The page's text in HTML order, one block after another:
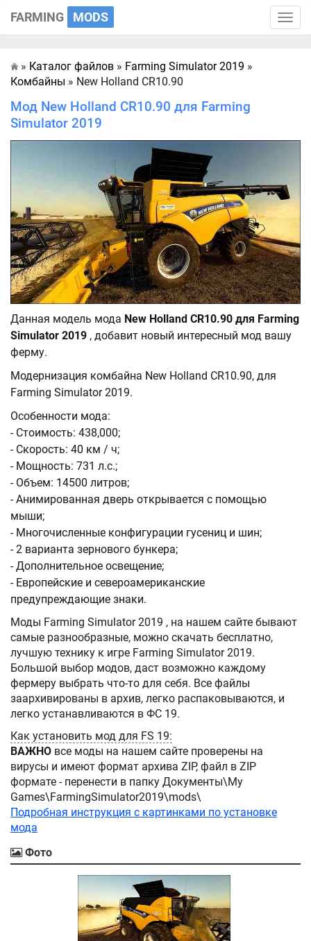
Toggle
FARMING MODS
Главная
» Каталог файлов » Farming Simulator 2019 »
Комбайны » New Holland CR10.90
Мод New Holland CR10.90 для Farming
Simulator 2019
Данная модель мода New Holland CR10.90 для Farming
Simulator 2019 , добавит новый интересный мод вашу
ферму.
Модернизация комбайна New Holland CR10.90, для
Farming Simulator 2019.
Особенности мода:
- Стоимость: 438,000;
- Скорость: 40 км / ч;
- Мощность: 731 л.с.;
- Объем: 14500 литров;
- Анимированная дверь открывается с помощью
мыши;
- Многочисленные конфигурации гусениц и шин;
- 2 варианта зернового бункера;
- Дополнительное освещение;
- Европейские и североамериканские
предупреждающие знаки.
Моды Farming Simulator 2019 , на нашем сайте бывают
самые разнообразные, можно скачать бесплатно,
лучшую технику к игре Farming Simulator 2019.
Большой выбор модов, даст возможно каждому
фермеру выбрать что-то для себя. Все файлы
заархивированы в архив, легко распаковываются, и
легко устанавливаются в ФС 19.
Как установить мод для FS 19:
ВАЖНО все моды на нашем сайте проверены на
вирусы и имеют формат архива ZIP, файл в ZIP
формате - перенести в папку Документы\My
Games\FarmingSimulator2019\mods\
Подробная инструкция с картинками по установке
мода
Фото